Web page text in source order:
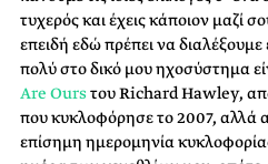
τυχερός και έχεις κάποιον μαζί
επειδή εδώ πρέπει να
πολύ στο δικό μου ηχοσύστημα
Are Oursτου Richard Hawley,
που κυκλοφόρησε το 2007, αλλά
επίσημη ημερομηνία